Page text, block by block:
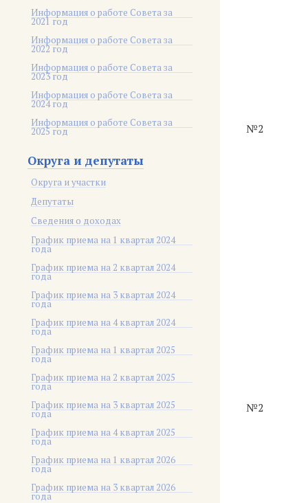
Информация о работе Совета за
2021 год
Информация о работе Совета за
2022 год
Информация о работе Совета за
2023 год
Информация о работе Совета за
2024 год
Информация о работе Совета за
2025 год
Округа и депутаты
Округа и участки
Депутаты
Сведения о доходах
График приема на 1 квартал 2024
года
График приема на 2 квартал 2024
года
График приема на 3 квартал 2024
года
График приема на 4 квартал 2024
года
График приема на 1 квартал 2025
года
График приема на 2 квартал 2025
года
График приема на 3 квартал 2025
года
График приема на 4 квартал 2025
года
График приема на 1 квартал 2026
года
График приема на 3 квартал 2026
года
№2
№2